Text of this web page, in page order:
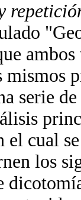
ambos
serie
cual
los